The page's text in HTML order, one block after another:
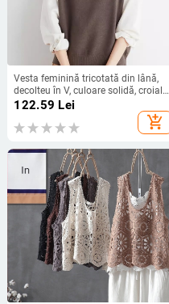
Vesta feminină tricotată din lână,
decolteu în V, culoare solidă, croială
lejeră
122.59 Lei
add_shopping_cart